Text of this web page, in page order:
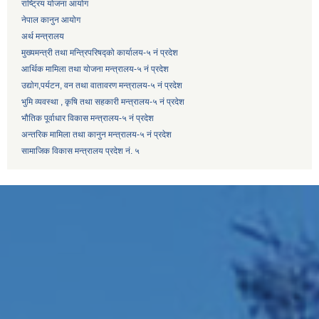
राष्ट्रिय योजना आयोग
नेपाल कानुन आयोग
अर्थ मन्त्रालय
मुख्यमन्त्री तथा मन्त्रिपरिषद्को कार्यालय-५ नं प्रदेश
आर्थिक मामिला तथा योजना मन्त्रालय-५ नं प्रदेश
उद्याेग,पर्यटन, वन तथा वातावरण मन्त्रालय-५ नं प्रदेश
भुमि व्यवस्था , कृषि तथा सहकारी मन्त्रालय-५ नं प्रदेश
भौतिक पूर्वाधार विकास मन्त्रालय-५ नं प्रदेश
अन्तरिक मामिला तथा कानुन मन्त्रालय-५ नं प्रदेश
सामाजिक विकास मन्त्रालय प्रदेश नं. ५